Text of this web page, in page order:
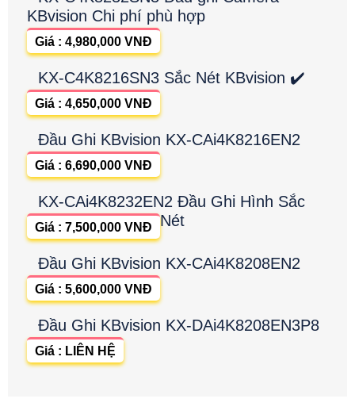
KBvision Chi phí phù hợp
Giá : 4,980,000 VNĐ
KX-C4K8216SN3 Sắc Nét KBvision ✔️
Giá : 4,650,000 VNĐ
Đầu Ghi KBvision KX-CAi4K8216EN2
Giá : 6,690,000 VNĐ
KX-CAi4K8232EN2 Đầu Ghi Hình Sắc
Nét
Giá : 7,500,000 VNĐ
Đầu Ghi KBvision KX-CAi4K8208EN2
Giá : 5,600,000 VNĐ
Đầu Ghi KBvision KX-DAi4K8208EN3P8
Giá : LIÊN HỆ